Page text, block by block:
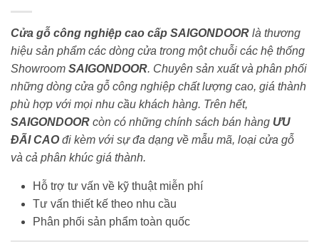
Cửa gỗ công nghiệp cao cấp SAIGONDOOR là thương
hiệu sản phẩm các dòng cửa trong một chuỗi các hệ thống
Showroom SAIGONDOOR. Chuyên sản xuất và phân phối
những dòng cửa gỗ công nghiệp chất lượng cao, giá thành
phù hợp với mọi nhu cầu khách hàng. Trên hết,
SAIGONDOOR còn có những chính sách bán hàng ƯU
ĐÃI CAOđi kèm với sự đa dạng về mẫu mã, loại cửa gỗ
và cả phân khúc giá thành.
Hỗ trợ tư vấn về kỹ thuật miễn phí
Tư vấn thiết kế theo nhu cầu
Phân phối sản phẩm toàn quốc